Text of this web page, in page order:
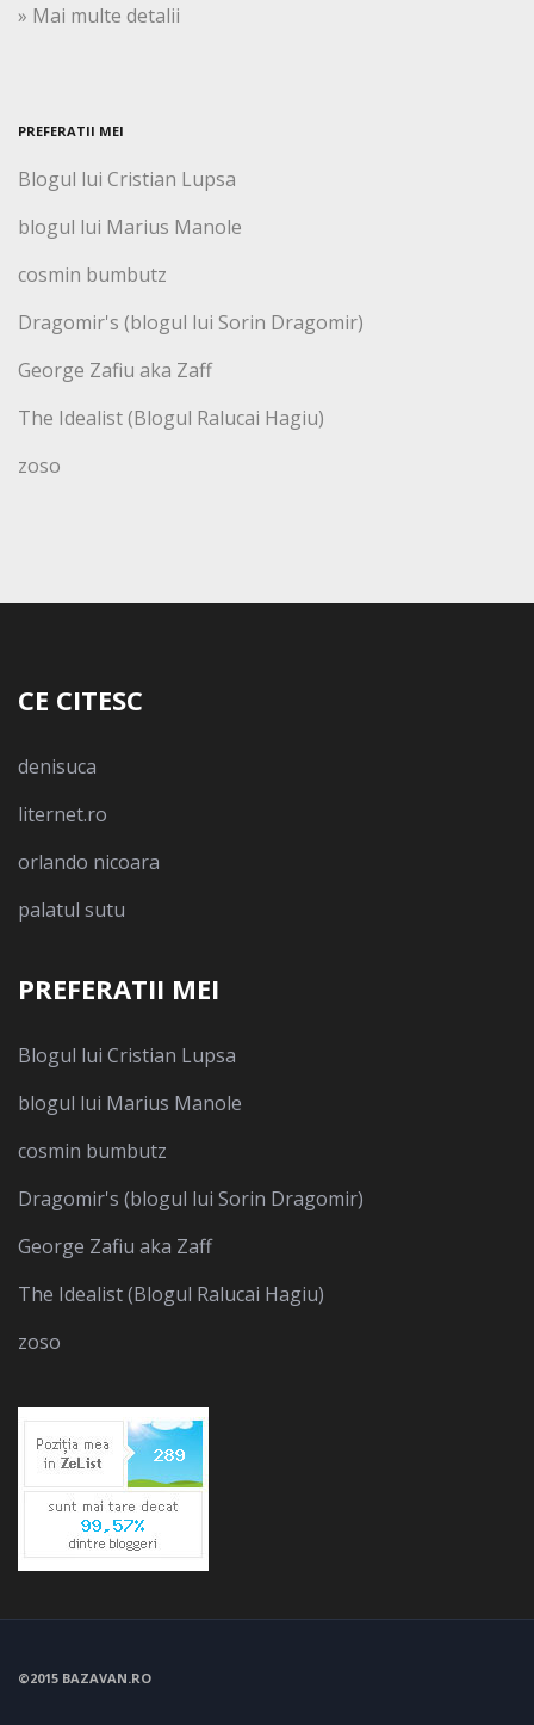
» Mai multe detalii
PREFERATII MEI
Blogul lui Cristian Lupsa
blogul lui Marius Manole
cosmin bumbutz
Dragomir's (blogul lui Sorin Dragomir)
George Zafiu aka Zaff
The Idealist (Blogul Ralucai Hagiu)
zoso
CE CITESC
denisuca
liternet.ro
orlando nicoara
palatul sutu
PREFERATII MEI
Blogul lui Cristian Lupsa
blogul lui Marius Manole
cosmin bumbutz
Dragomir's (blogul lui Sorin Dragomir)
George Zafiu aka Zaff
The Idealist (Blogul Ralucai Hagiu)
zoso
©2015 BAZAVAN.RO